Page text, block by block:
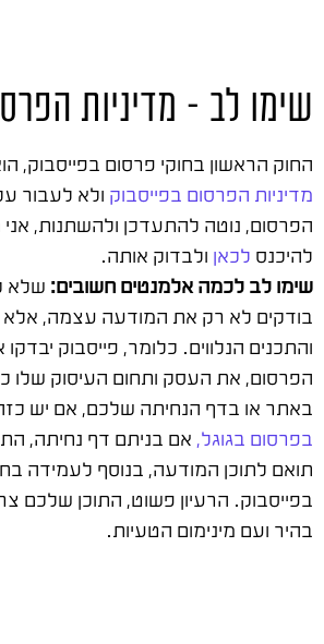
שימו לב – מדיניות
החוק הראשון בחוקי פרסום בפייסבוק,
מדיניות הפרסום בפייסבוק ולא לעבור
הפרסום, נוטה להתעדכן ולהשתנות,
להיכנס לכאן ולבדוק אותה.
שימו לב לכמה אלמנטים חשובים: שלא
בודקים לא רק את המודעה עצמה, אלא
והתכנים הנלווים. כלומר, פייסבוק
הפרסום, את העסק ותחום העיסוק שלו
באתר או בדף הנחיתה שלכם, אם יש
בפרסום בגוגל, אם בניתם דף נחיתה,
תואם לתוכן המודעה, בנוסף לעמידה
בפייסבוק. הרעיון פשוט, התוכן שלכם
בהיר ועם מינימום הטעיות.